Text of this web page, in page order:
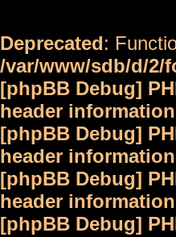
Deprecated:
/var/www/sdb/d/2/
[phpBB Debug]
header
[phpBB Debug]
header
[phpBB Debug]
header
[phpBB Debug]